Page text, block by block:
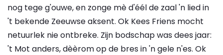
nog tege g'ouwe, en zonge mè d'éél de zaal 'n lied in
't bekende Zeeuwse aksent. Ok Kees Friens mocht
netuurlek nie ontbreke. Zijn bodschap was dees jaar:
't Mot anders, dèèrom op de bres in 'n gele n'es. Ok